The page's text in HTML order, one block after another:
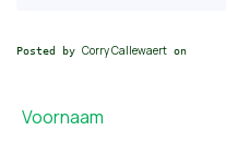
Posted by Corry Callewaert on
Voornaam